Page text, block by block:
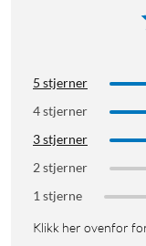
5 stjerner
4 stjerner
3 stjerner
2 stjerner
1 stjerne
Klikk her ovenfor